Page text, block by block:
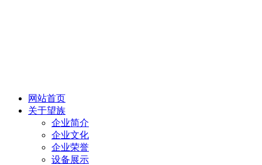
网站首页
关于望族
企业简介
企业文化
企业荣誉
设备展示